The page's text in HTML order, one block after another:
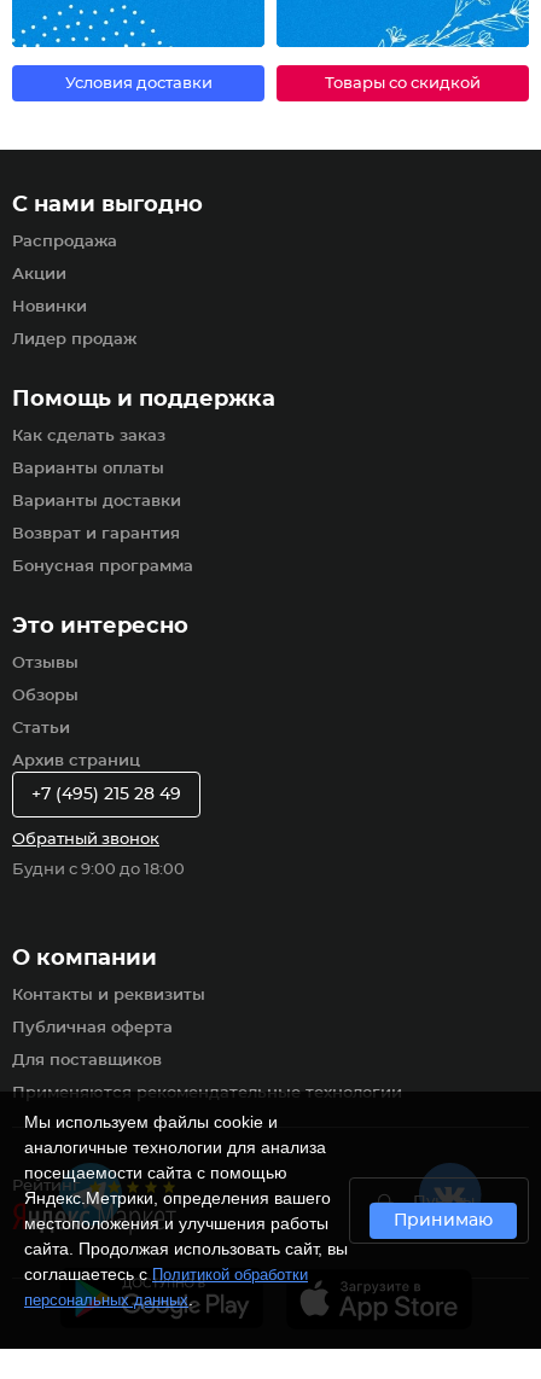
Условия доставки Товары со скидкой
Рейтинг
Пункты
самовывоза
Помощь и поддержка
Как сделать заказ
Варианты оплаты
Варианты доставки
Возврат и гарантия
Бонусная программа
С нами выгодно
Распродажа
Акции
Новинки
Лидер продаж
Это интересно
Отзывы
Обзоры
Статьи
Архив страниц
О компании
Контакты и реквизиты
Публичная оферта
Для поставщиков
Применяются рекомендательные технологии
+7 (495) 215 28 49
Обратный звонок
Будни с 9:00 до 18:00
Мы используем файлы cookie и
аналогичные технологии для анализа
посещаемости сайта с помощью
Яндекс.Метрики, определения вашего
местоположения и улучшения работы
сайта. Продолжая использовать сайт, вы
соглашаетесь с Политикой обработки
персональных данных.
Принимаю